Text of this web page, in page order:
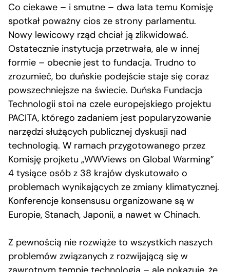
Co ciekawe – i smutne – dwa lata temu Komisję
spotkał poważny cios ze strony parlamentu.
Nowy lewicowy rząd chciał ją zlikwidować.
Ostatecznie instytucja przetrwała, ale w innej
formie – obecnie jest to fundacja. Trudno to
zrozumieć, bo duńskie podejście staje się coraz
powszechniejsze na świecie. Duńska Fundacja
Technologii stoi na czele europejskiego projektu
PACITA, którego zadaniem jest popularyzowanie
narzędzi służących publicznej dyskusji nad
technologią. W ramach przygotowanego przez
Komisję projketu „WWViews on Global Warming”
4 tysiące osób z 38 krajów dyskutowało o
problemach wynikających ze zmiany klimatycznej.
Konferencje konsensusu organizowane są w
Europie, Stanach, Japonii, a nawet w Chinach.
Z pewnością nie rozwiąże to wszystkich naszych
problemów związanych z rozwijającą się w